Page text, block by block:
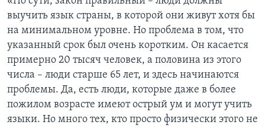
выучить язык страны, в которой они живут хотя бы
на минимальном уровне. Но проблема в том, что
указанный срок был очень коротким. Он касается
примерно 20 тысяч человек, а половина из этого
числа – люди старше 65 лет, и здесь начинаются
проблемы. Да, есть люди, которые даже в более
пожилом возрасте имеют острый ум и могут учить
языки. Но много тех, кто просто физически этого не